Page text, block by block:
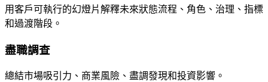
用客戶可執行的幻燈片解釋未來狀態流程、角色、治理、指標
和過渡階段。
盡職調查
總結市場吸引力、商業風險、盡調發現和投資影響。